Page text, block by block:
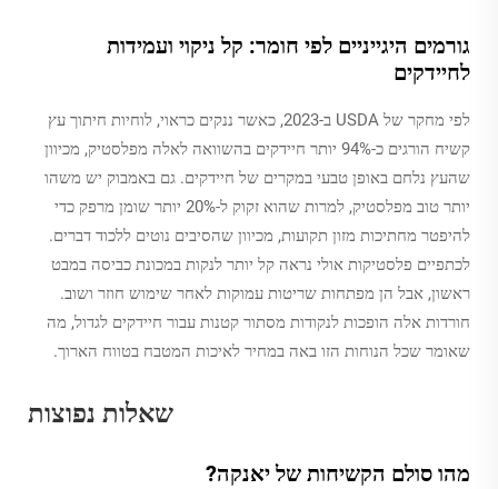
גורמים היגייניים לפי חומר: קל ניקוי ועמידות
לחיידקים
לפי מחקר של USDA ב-2023, כאשר ננקים כראוי, לוחיות חיתוך עץ
קשיח הורגים כ-94% יותר חיידקים בהשוואה לאלה מפלסטיק, מכיוון
שהעץ נלחם באופן טבעי במקרים של חיידקים. גם באמבוק יש משהו
יותר טוב מפלסטיק, למרות שהוא זקוק ל-20% יותר שומן מרפק כדי
להיפטר מחתיכות מזון תקועות, מכיוון שהסיבים נוטים ללכוד דברים.
לכתפיים פלסטיקות אולי נראה קל יותר לנקות במכונת כביסה במבט
ראשון, אבל הן מפתחות שריטות עמוקות לאחר שימוש חוזר ושוב.
חורדות אלה הופכות לנקודות מסתור קטנות עבור חיידקים לגדול, מה
שאומר שכל הנוחות הזו באה במחיר לאיכות המטבח בטווח הארוך.
שאלות נפוצות
מהו סולם הקשיחות של יאנקה?